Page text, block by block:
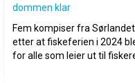
dommen klar
Fem kompiser fra
etter at fiskeferien i 2024
for alle som leier ut til